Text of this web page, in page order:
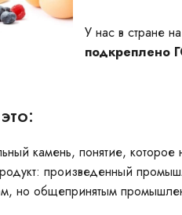
У нас в стране
подкреплено
камень, понятие,
произведенный
но общепринятым